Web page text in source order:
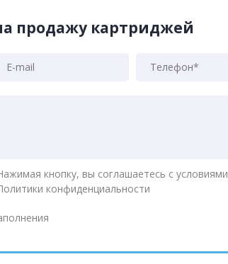
продажу картриджей
кнопку, вы соглашаетесь с условиями
конфиденциальности